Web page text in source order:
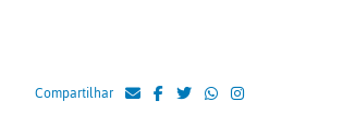
Compartilhar